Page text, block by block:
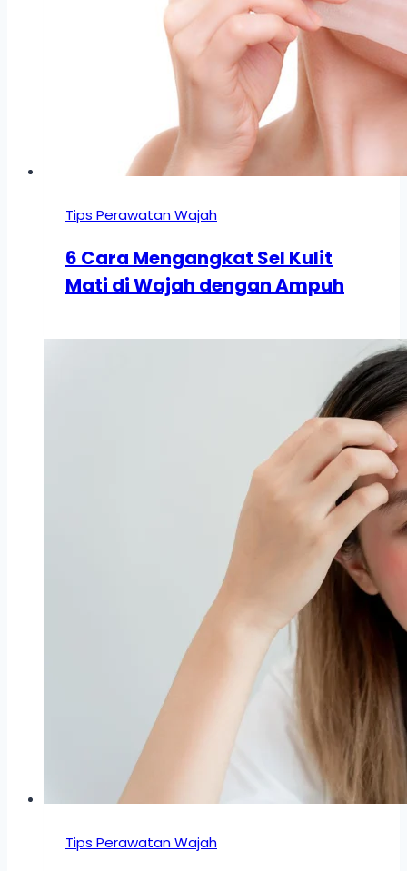
Tips Perawatan Wajah
6 Cara Mengangkat Sel Kulit
Mati di Wajah dengan Ampuh
Tips Perawatan Wajah